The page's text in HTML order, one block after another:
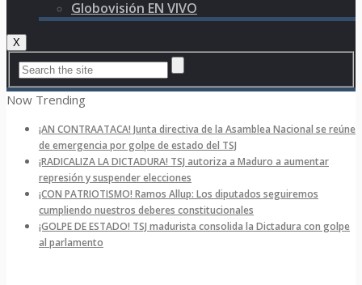
Globovisión EN VIVO
X
Now Trending
¡AN CONTRAATACA! Junta directiva de la Asamblea Nacional se reúne
de emergencia por golpe de estado del TSJ
¡RADICALIZA LA DICTADURA! TSJ autoriza a Maduro a aumentar
represión y suspender elecciones
¡CON PATRIOTISMO! Ramos Allup: Los diputados seguiremos
cumpliendo nuestros deberes constitucionales
¡GOLPE DE ESTADO! TSJ madurista consolida la Dictadura con golpe
al parlamento